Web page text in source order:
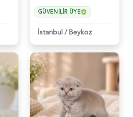
GÜVENILIR ÜYE
İstanbul / Beykoz